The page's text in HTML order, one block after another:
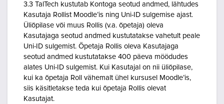
3.3 TalTech kustutab Kontoga seotud andmed, lähtudes
Kasutaja Rollist Moodle’is ning Uni-ID sulgemise ajast.
Üliõpilase või muus Rollis (v.a. õpetaja) oleva
Kasutajaga seotud andmed kustutatakse vahetult peale
Uni-ID sulgemist. Õpetaja Rollis oleva Kasutajaga
seotud andmed kustutatakse 400 päeva möödudes
alates Uni-ID sulgemist. Kui Kasutajal on nii üliõpilase,
kui ka õpetaja Roll vähemalt ühel kursusel Moodle’is,
siis käsitletakse teda kui õpetaja Rollis olevat
Kasutajat.